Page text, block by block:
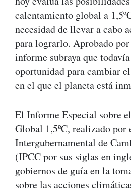
calentamiento global a
necesidad de llevar a cabo
para lograrlo. Aprobado
informe subraya que
oportunidad para cambiar
en el que el planeta está
El Informe Especial sobre
Global 1,5ºC, realizado por
Intergubernamental de
(IPCC por sus siglas en
gobiernos de guía en la
sobre las acciones